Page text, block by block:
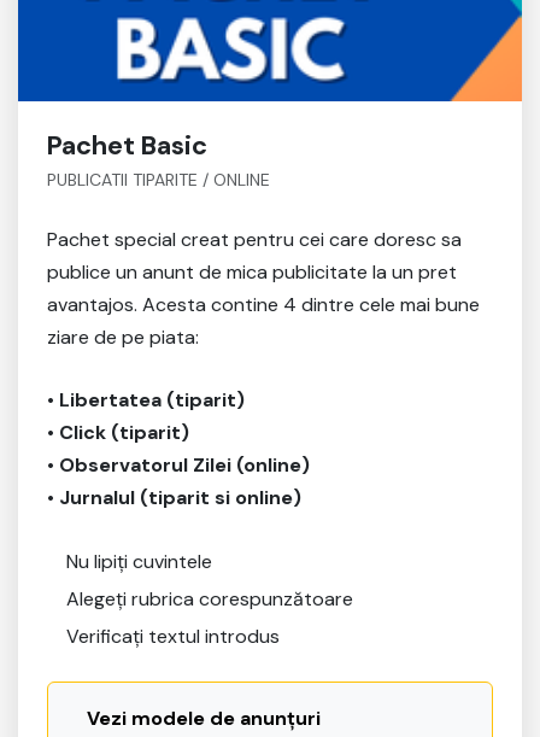
Pachet Basic
PUBLICATII TIPARITE / ONLINE
Pachet special creat pentru cei care doresc sa
publice un anunt de mica publicitate la un pret
avantajos. Acesta contine 4 dintre cele mai bune
ziare de pe piata:
• Libertatea (tiparit)
• Click (tiparit)
• Observatorul Zilei (online)
• Jurnalul (tiparit si online)
Nu lipiți cuvintele
Alegeți rubrica corespunzătoare
Verificați textul introdus
Vezi modele de anunțuri